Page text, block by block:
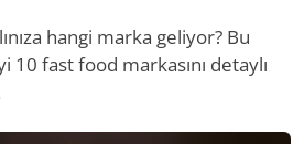
hangi marka geliyor? Bu
10 fast food markasını detaylı